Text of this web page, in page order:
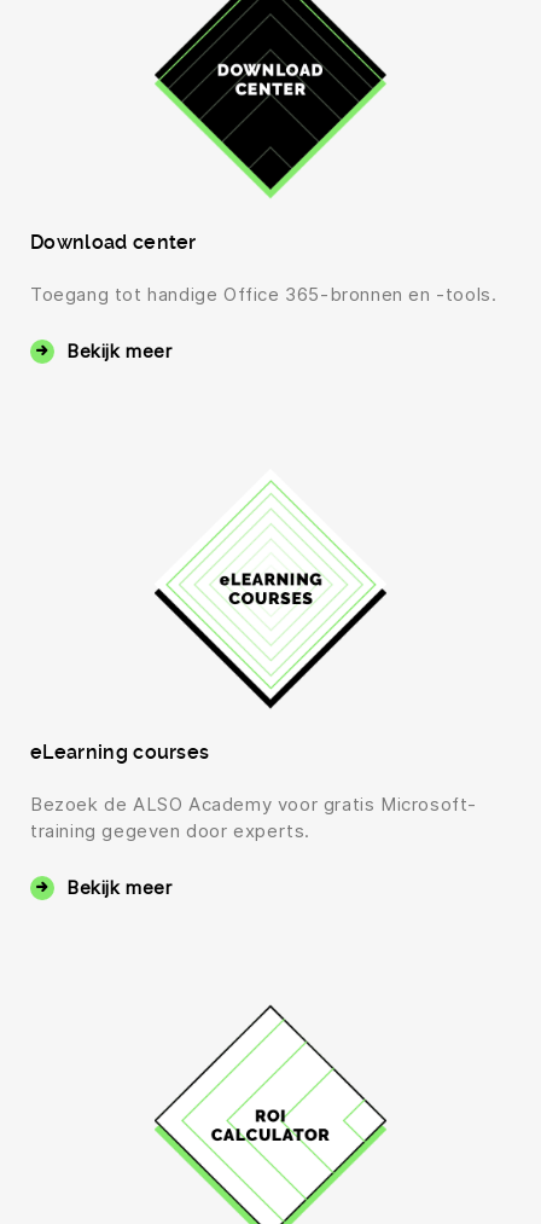
Download center
Toegang tot handige Office 365-bronnen en -tools.
Bekijk meer
eLearning courses
Bezoek de ALSO Academy voor gratis Microsoft-
training gegeven door experts.
Bekijk meer